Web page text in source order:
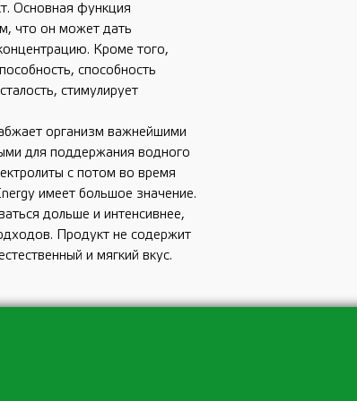
Основная функция
что он может дать
Кроме того,
способность
стимулирует
организм важнейшими
для поддержания водного
с потом во время
имеет большое значение.
дольше и интенсивнее,
Продукт не содержит
и мягкий вкус.